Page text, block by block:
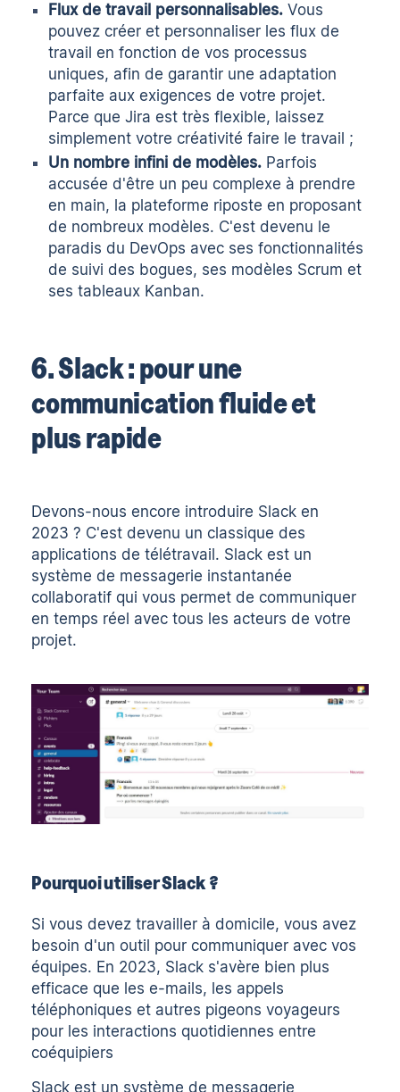
Flux de travail personnalisables.Vous
pouvez créer et personnaliser les flux de
travail en fonction de vos processus
uniques, afin de garantir une adaptation
parfaite aux exigences de votre projet.
Parce que Jira est très flexible, laissez
simplement votre créativité faire le travail ;
Un nombre infini de modèles. Parfois
accusée d'être un peu complexe à prendre
en main, la plateforme riposte en proposant
de nombreux modèles. C'est devenu le
paradis du DevOps avec ses fonctionnalités
de suivi des bogues, ses modèles Scrum et
ses tableaux Kanban.
6. Slack : pour une
communication fluide et
plus rapide
Devons-nous encore introduire Slack en
2023 ? C'est devenu un classique des
applications de télétravail. Slack est un
système de messagerie instantanée
collaboratif qui vous permet de communiquer
en temps réel avec tous les acteurs de votre
projet.
Pourquoi utiliser Slack ?
Si vous devez travailler à domicile, vous avez
besoin d'un outil pour communiquer avec vos
équipes. En 2023, Slack s'avère bien plus
efficace que les e-mails, les appels
téléphoniques et autres pigeons voyageurs
pour les interactions quotidiennes entre
coéquipiers
Slack est un système de messagerie